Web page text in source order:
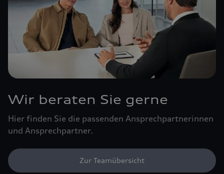
Wir beraten Sie gerne
Hier finden Sie die passenden Ansprechpartnerinnen
und Ansprechpartner.
Zur Teamübersicht